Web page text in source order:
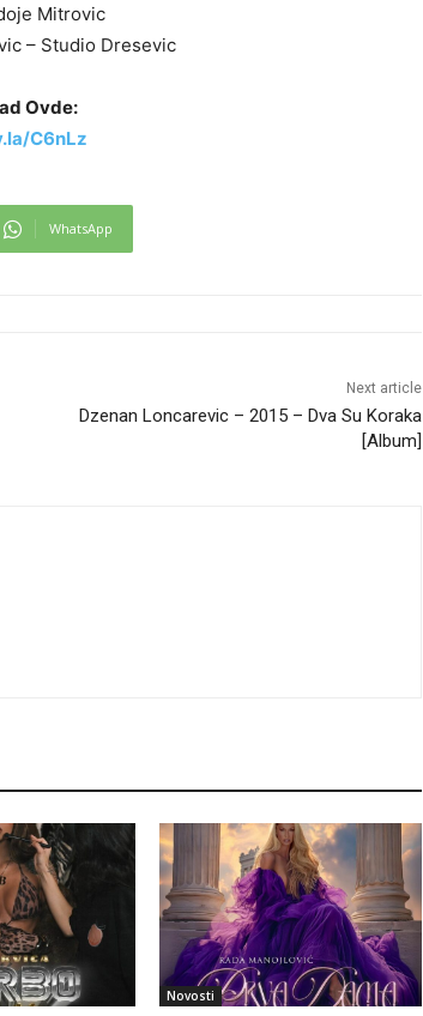
Mitrovic
– Studio Dresevic
Ovde:
C6nLz
WhatsApp
Next article
Dzenan Loncarevic – 2015 – Dva Su Koraka
[Album]
Novosti